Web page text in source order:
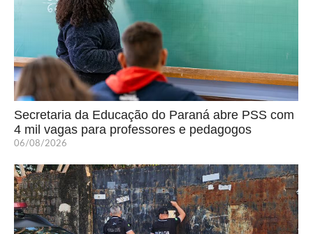
Secretaria da Educação do Paraná abre PSS com
4 mil vagas para professores e pedagogos
06/08/2026